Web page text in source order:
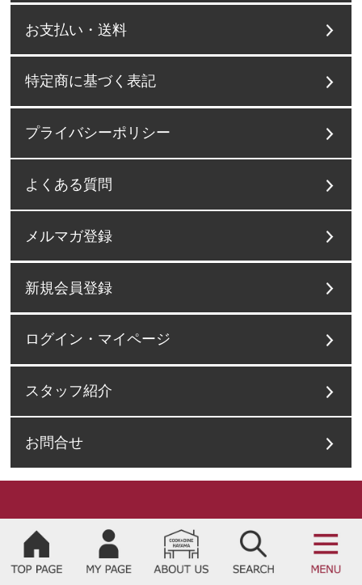
お支払い・送料
特定商に基づく表記
プライバシーポリシー
よくある質問
メルマガ登録
新規会員登録
ログイン・マイページ
スタッフ紹介
お問合せ